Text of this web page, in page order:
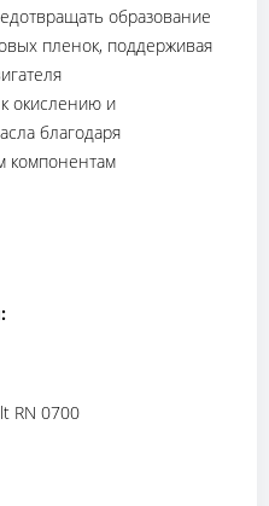
образование
пленок, поддерживая
окислению и
благодаря
компонентам
RN 0700